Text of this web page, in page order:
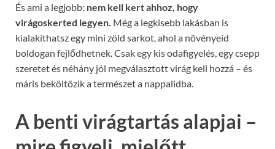
És ami a legjobb: nem kell kert ahhoz, hogy
virágoskerted legyen. Még a legkisebb lakásban is
kialakíthatsz egy mini zöld sarkot, ahol a növényeid
boldogan fejlődhetnek. Csak egy kis odafigyelés, egy csepp
szeretet és néhány jól megválasztott virág kell hozzá – és
máris beköltözik a természet a nappalidba.
A benti virágtartás alapjai –